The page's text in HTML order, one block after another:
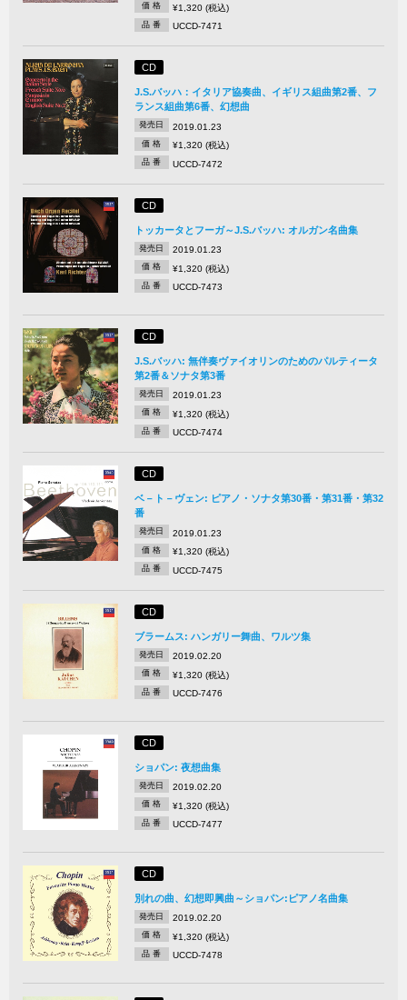
価 格 ¥1,320 (税込)
品 番 UCCD-7471
CD
J.S.バッハ：イタリア協奏曲、イギリス組曲第2番、フ
ランス組曲第6番、幻想曲
発売日 2019.01.23
価 格 ¥1,320 (税込)
品 番 UCCD-7472
CD
トッカータとフーガ～J.S.バッハ: オルガン名曲集
発売日 2019.01.23
価 格 ¥1,320 (税込)
品 番 UCCD-7473
CD
J.S.バッハ: 無伴奏ヴァイオリンのためのパルティータ
第2番＆ソナタ第3番
発売日 2019.01.23
価 格 ¥1,320 (税込)
品 番 UCCD-7474
CD
ベ－ト－ヴェン: ピアノ・ソナタ第30番・第31番・第32
番
発売日 2019.01.23
価 格 ¥1,320 (税込)
品 番 UCCD-7475
CD
ブラームス: ハンガリー舞曲、ワルツ集
発売日 2019.02.20
価 格 ¥1,320 (税込)
品 番 UCCD-7476
CD
ショパン: 夜想曲集
発売日 2019.02.20
価 格 ¥1,320 (税込)
品 番 UCCD-7477
CD
別れの曲、幻想即興曲～ショパン:ピアノ名曲集
発売日 2019.02.20
価 格 ¥1,320 (税込)
品 番 UCCD-7478